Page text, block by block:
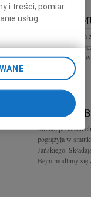
MARKA
Z głębokim
głębokiego
oraz pracownicy
HENRYK
Śmierć po latach
pogrążyła w
Jańskiego.
Bejm modlimy się
i treści, pomiar
usług.